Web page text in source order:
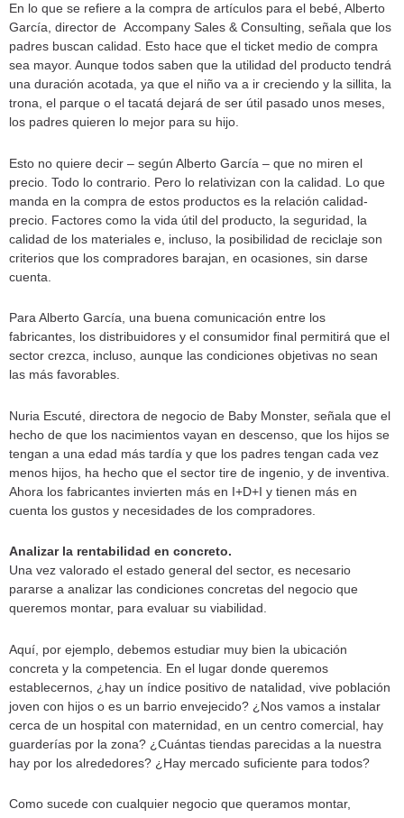
En lo que se refiere a la compra de artículos para el bebé, Alberto
García, director de Accompany Sales & Consulting, señala que los
padres buscan calidad. Esto hace que el ticket medio de compra
sea mayor. Aunque todos saben que la utilidad del producto tendrá
una duración acotada, ya que el niño va a ir creciendo y la sillita, la
trona, el parque o el tacatá dejará de ser útil pasado unos meses,
los padres quieren lo mejor para su hijo.
Esto no quiere decir – según Alberto García – que no miren el
precio. Todo lo contrario. Pero lo relativizan con la calidad. Lo que
manda en la compra de estos productos es la relación calidad-
precio. Factores como la vida útil del producto, la seguridad, la
calidad de los materiales e, incluso, la posibilidad de reciclaje son
criterios que los compradores barajan, en ocasiones, sin darse
cuenta.
Para Alberto García, una buena comunicación entre los
fabricantes, los distribuidores y el consumidor final permitirá que el
sector crezca, incluso, aunque las condiciones objetivas no sean
las más favorables.
Nuria Escuté, directora de negocio de Baby Monster, señala que el
hecho de que los nacimientos vayan en descenso, que los hijos se
tengan a una edad más tardía y que los padres tengan cada vez
menos hijos, ha hecho que el sector tire de ingenio, y de inventiva.
Ahora los fabricantes invierten más en I+D+I y tienen más en
cuenta los gustos y necesidades de los compradores.
Analizar la rentabilidad en concreto.
Una vez valorado el estado general del sector, es necesario
pararse a analizar las condiciones concretas del negocio que
queremos montar, para evaluar su viabilidad.
Aquí, por ejemplo, debemos estudiar muy bien la ubicación
concreta y la competencia. En el lugar donde queremos
establecernos, ¿hay un índice positivo de natalidad, vive población
joven con hijos o es un barrio envejecido? ¿Nos vamos a instalar
cerca de un hospital con maternidad, en un centro comercial, hay
guarderías por la zona? ¿Cuántas tiendas parecidas a la nuestra
hay por los alrededores? ¿Hay mercado suficiente para todos?
Como sucede con cualquier negocio que queramos montar,